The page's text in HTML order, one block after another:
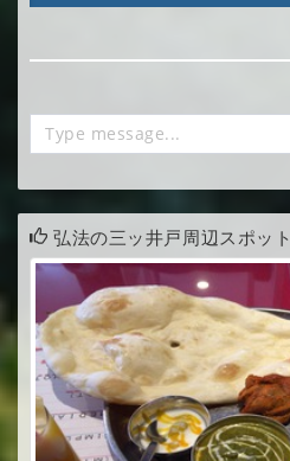
弘法の三ッ井戸周辺スポット